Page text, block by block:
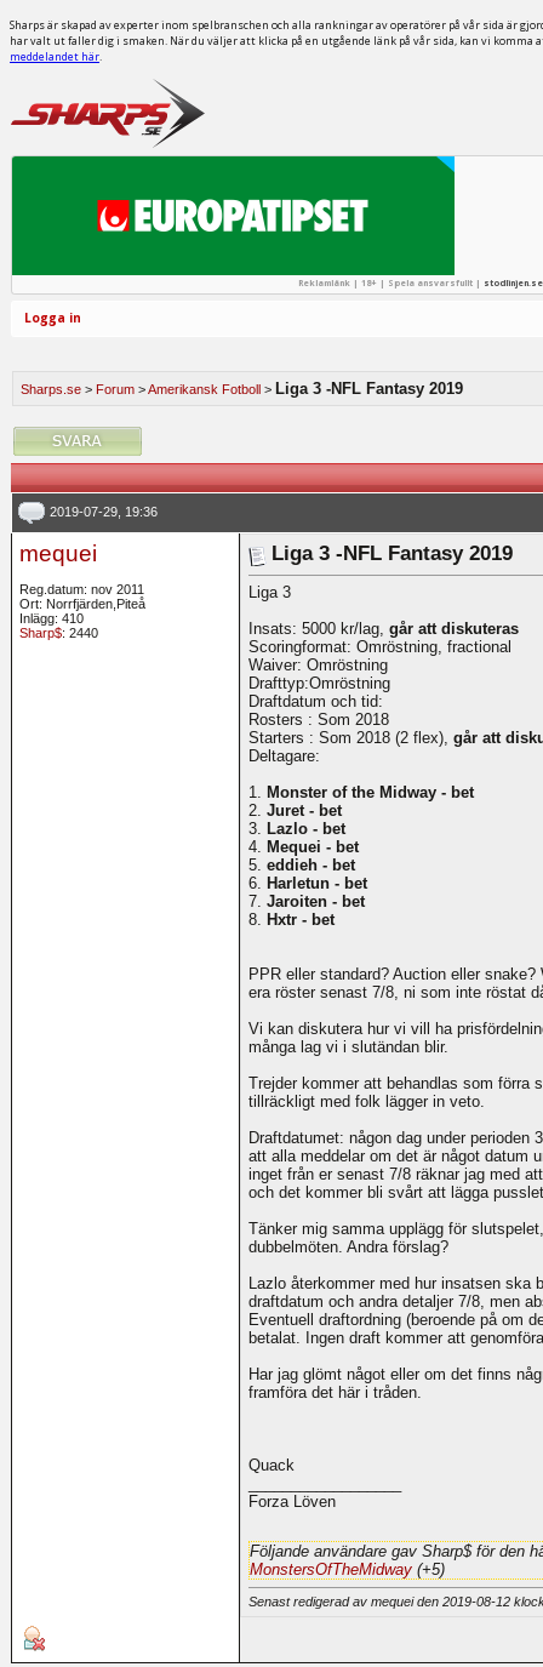
Sharps är skapad av experter inom spelbranschen och alla rankningar av operatörer på vår sida är
har valt ut faller dig i smaken. När du väljer att klicka på en utgående länk på vår sida, kan vi
meddelandet här.
Reklamlänk | 18+ | Spela ansvarsfullt | stodlinjen.se
Logga in
Sharps.se > Forum >Amerikansk Fotboll > Liga 3 -NFL Fantasy 2019
2019-07-29, 19:36
mequei
Reg.datum: nov 2011
Ort: Norrfjärden,Piteå
Inlägg: 410
Sharp$: 2440
Liga 3 -NFL Fantasy 2019
Liga 3
Insats: 5000 kr/lag, går att diskuteras
Scoringformat: Omröstning, fractional
Waiver: Omröstning
Drafttyp:Omröstning
Draftdatum och tid:
Rosters : Som 2018
Starters : Som 2018 (2 flex), går att
Deltagare:
1. Monster of the Midway - bet
2. Juret - bet
3. Lazlo - bet
4. Mequei - bet
5. eddieh - bet
6. Harletun - bet
7. Jaroiten - bet
8. Hxtr - bet
PPR eller standard? Auction eller
era röster senast 7/8, ni som inte röstat
Vi kan diskutera hur vi vill ha
många lag vi i slutändan blir.
Trejder kommer att behandlas som förra
tillräckligt med folk lägger in veto.
Draftdatumet: någon dag under
att alla meddelar om det är något datum
inget från er senast 7/8 räknar jag med
och det kommer bli svårt att lägga
Tänker mig samma upplägg för
dubbelmöten. Andra förslag?
Lazlo återkommer med hur insatsen
draftdatum och andra detaljer 7/8, men
Eventuell draftordning (beroende på om
betalat. Ingen draft kommer att
Har jag glömt något eller om det finns
framföra det här i tråden.
Quack
Forza Löven
Följande användare gav Sharp$ för den
MonstersOfTheMidway (+5)
Senast redigerad av mequei den 2019-08-12